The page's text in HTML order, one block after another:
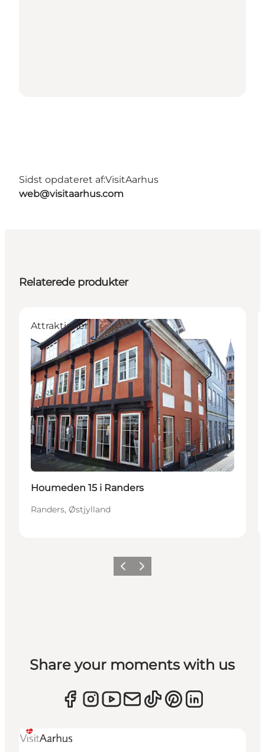
Sidst opdateret af:VisitAarhus
web@visitaarhus.com
Relaterede produkter
Attraktioner
Houmeden 15 i Randers
Randers, Østjylland
ForrigeNæste
Share your moments with us